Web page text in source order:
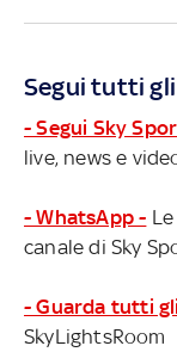
Segui tutti
- Segui Sky
live, news e
- WhatsApp -
canale di Sky
- Guarda tutti
SkyLightsRoom